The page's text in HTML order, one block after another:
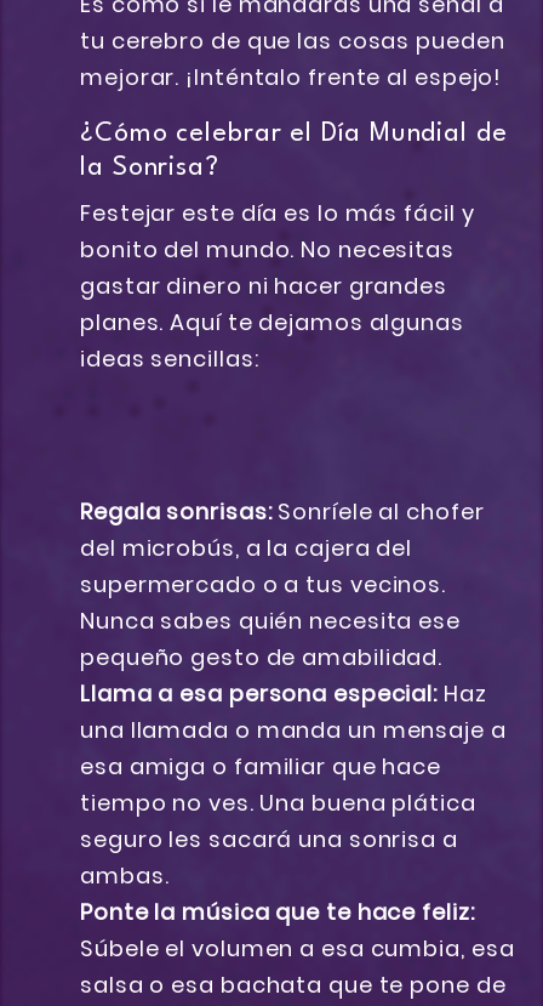
tu cerebro de que las cosas pueden
mejorar. ¡Inténtalo frente al espejo!
¿Cómo celebrar el Día Mundial de
la Sonrisa?
Festejar este día es lo más fácil y
bonito del mundo. No necesitas
gastar dinero ni hacer grandes
planes. Aquí te dejamos algunas
ideas sencillas:
Regala sonrisas:Sonríele al chofer
del microbús, a la cajera del
supermercado o a tus vecinos.
Nunca sabes quién necesita ese
pequeño gesto de amabilidad.
Llama a esa persona especial: Haz
una llamada o manda un mensaje a
esa amiga o familiar que hace
tiempo no ves. Una buena plática
seguro les sacará una sonrisa a
ambas.
Ponte la música que te hace feliz:
Súbele el volumen a esa cumbia, esa
salsa o esa bachata que te pone de